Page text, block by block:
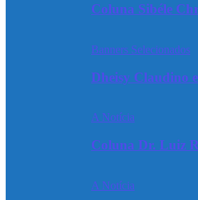
Coluna Sibéle
Banners Selecionados
Dheisy Claudino
A Notícia
Coluna Dr. Luiz
A Notícia